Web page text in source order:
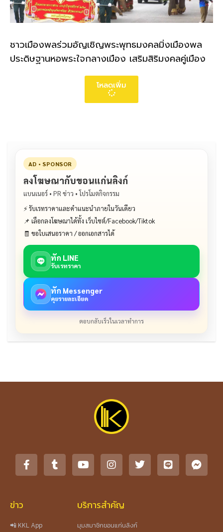
ชาวเมืองพลร่วมอัญเชิญพระพุทธมงคลมิ่งเมืองพล
ประดิษฐานหอพระใจกลางเมือง เสริมสิริมงคลคู่เมือง
โหลดเพิ่ม
AD • SPONSOR
ลงโฆษณากับขอนแก่นลิงก์
แบนเนอร์ • PR ข่าว • โปรโมตกิจกรรม
⚡ รับเรทราคาและคำแนะนำภายในวันเดียว
📌 เลือกลงโฆษณาได้ทั้ง เว็บไซต์/Facebook/Tiktok
🧾 ขอใบเสนอราคา / ออกเอกสารได้
ทัก LINE
รับเรทราคา
ทัก Messenger
คุยรายละเอียด
ตอบกลับเร็วในเวลาทำการ
ข่าว
📲 KKL App
บริการสำคัญ
มุมสมาชิกขอนแก่นลิงก์